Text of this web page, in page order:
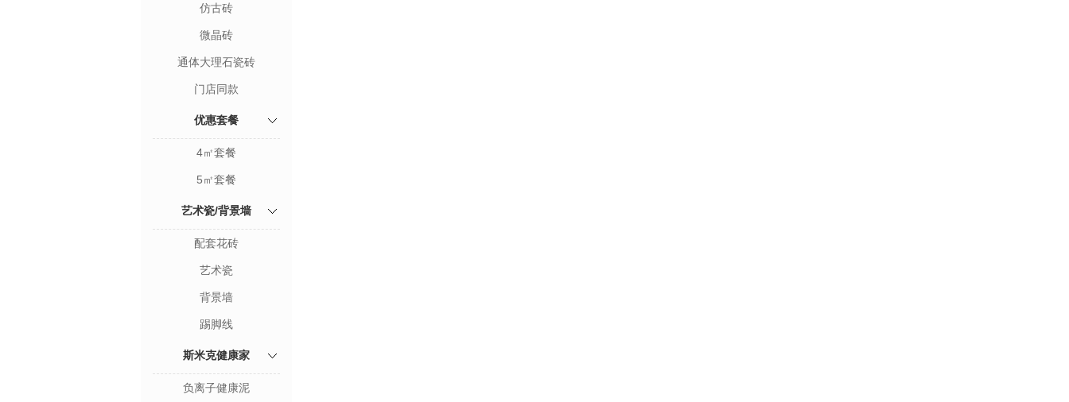
仿古砖
微晶砖
通体大理石瓷砖
门店同款
优惠套餐
4㎡套餐
5㎡套餐
艺术瓷/背景墙
配套花砖
艺术瓷
背景墙
踢脚线
斯米克健康家
负离子健康泥